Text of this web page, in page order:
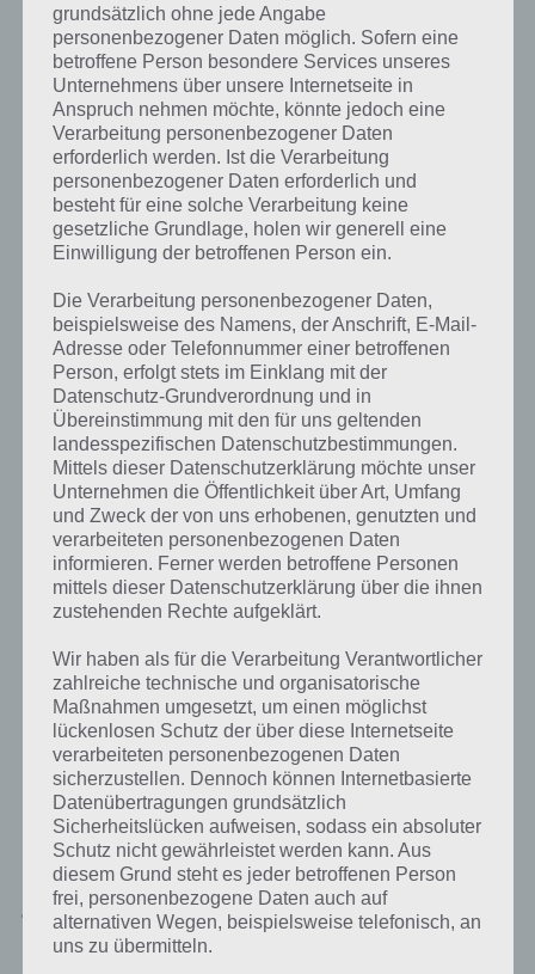
Wir haben auch einen Artikel zum Vergleich Jungle Heat vs Clash of
Clans ->Hier klicken. Dort werdet ihr die Gemeinsamkeiten sehr gut
sehen können.
Jungle Heat für Android im Google Play
Store
grundsätzlich ohne jede Angabe
personenbezogener Daten möglich. Sofern eine
betroffene Person besondere Services unseres
Unternehmens über unsere Internetseite in
Anspruch nehmen möchte, könnte jedoch eine
Verarbeitung personenbezogener Daten
erforderlich werden. Ist die Verarbeitung
personenbezogener Daten erforderlich und
besteht für eine solche Verarbeitung keine
gesetzliche Grundlage, holen wir generell eine
Einwilligung der betroffenen Person ein.
Die Verarbeitung personenbezogener Daten,
beispielsweise des Namens, der Anschrift, E-Mail-
Adresse oder Telefonnummer einer betroffenen
Person, erfolgt stets im Einklang mit der
Datenschutz-Grundverordnung und in
Übereinstimmung mit den für uns geltenden
landesspezifischen Datenschutzbestimmungen.
Mittels dieser Datenschutzerklärung möchte unser
Unternehmen die Öffentlichkeit über Art, Umfang
und Zweck der von uns erhobenen, genutzten und
verarbeiteten personenbezogenen Daten
informieren. Ferner werden betroffene Personen
mittels dieser Datenschutzerklärung über die ihnen
zustehenden Rechte aufgeklärt.
Wir haben als für die Verarbeitung Verantwortlicher
zahlreiche technische und organisatorische
Maßnahmen umgesetzt, um einen möglichst
lückenlosen Schutz der über diese Internetseite
verarbeiteten personenbezogenen Daten
sicherzustellen. Dennoch können Internetbasierte
Datenübertragungen grundsätzlich
Sicherheitslücken aufweisen, sodass ein absoluter
Schutz nicht gewährleistet werden kann. Aus
diesem Grund steht es jeder betroffenen Person
frei, personenbezogene Daten auch auf
alternativen Wegen, beispielsweise telefonisch, an
uns zu übermitteln.